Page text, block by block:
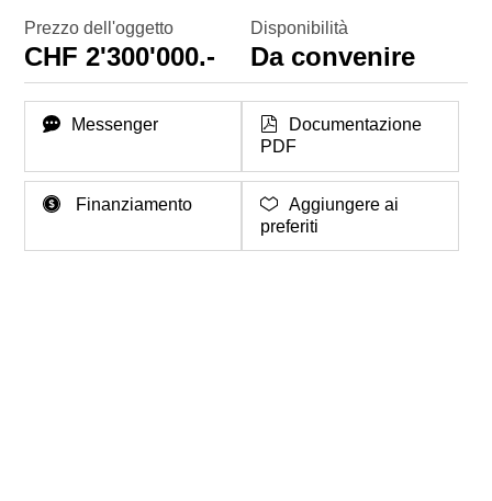
Prezzo dell'oggetto
CHF 2'300'000.-
Disponibilità
Da convenire
Messenger
Documentazione
PDF
Finanziamento
Aggiungere ai
preferiti